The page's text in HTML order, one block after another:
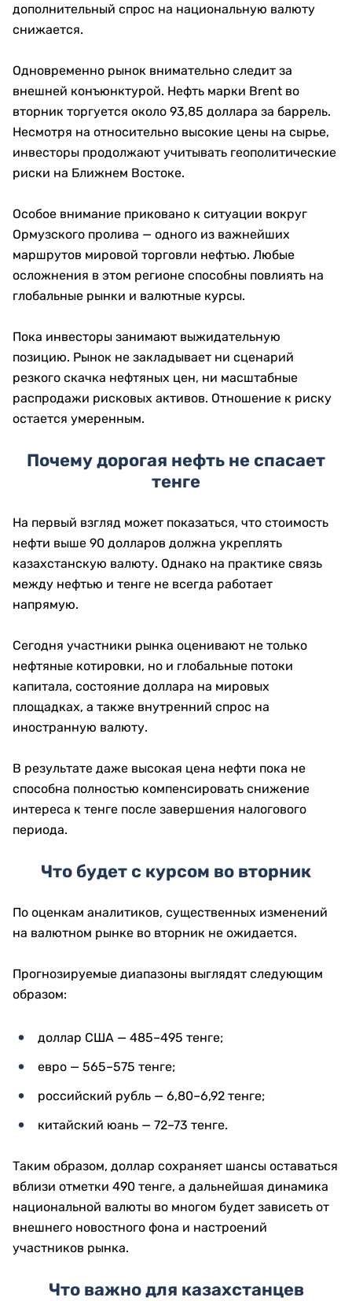
дополнительный спрос на национальную валюту
снижается.
Одновременно рынок внимательно следит за
внешней конъюнктурой. Нефть марки Brent во
вторник торгуется около 93,85 доллара за баррель.
Несмотря на относительно высокие цены на сырье,
инвесторы продолжают учитывать геополитические
риски на Ближнем Востоке.
Особое внимание приковано к ситуации вокруг
Ормузского пролива — одного из важнейших
маршрутов мировой торговли нефтью. Любые
осложнения в этом регионе способны повлиять на
глобальные рынки и валютные курсы.
Пока инвесторы занимают выжидательную
позицию. Рынок не закладывает ни сценарий
резкого скачка нефтяных цен, ни масштабные
распродажи рисковых активов. Отношение к риску
остается умеренным.
Почему дорогая нефть не спасает
тенге
На первый взгляд может показаться, что стоимость
нефти выше 90 долларов должна укреплять
казахстанскую валюту. Однако на практике связь
между нефтью и тенге не всегда работает
напрямую.
Сегодня участники рынка оценивают не только
нефтяные котировки, но и глобальные потоки
капитала, состояние доллара на мировых
площадках, а также внутренний спрос на
иностранную валюту.
В результате даже высокая цена нефти пока не
способна полностью компенсировать снижение
интереса к тенге после завершения налогового
периода.
Что будет с курсом во вторник
По оценкам аналитиков, существенных изменений
на валютном рынке во вторник не ожидается.
Прогнозируемые диапазоны выглядят следующим
образом:
доллар США — 485–495 тенге;
евро — 565–575 тенге;
российский рубль — 6,80–6,92 тенге;
китайский юань — 72–73 тенге.
Таким образом, доллар сохраняет шансы оставаться
вблизи отметки 490 тенге, а дальнейшая динамика
национальной валюты во многом будет зависеть от
внешнего новостного фона и настроений
участников рынка.
Что важно для казахстанцев